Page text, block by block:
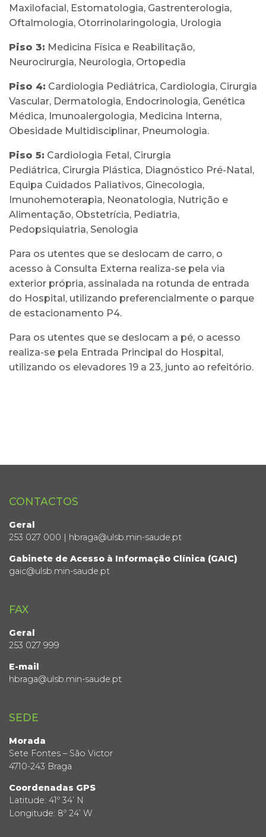
Maxilofacial, Estomatologia, Gastrenterologia,
Oftalmologia, Otorrinolaringologia, Urologia
Piso 3: Medicina Física e Reabilitação,
Neurocirurgia, Neurologia, Ortopedia
Piso 4: Cardiologia Pediátrica, Cardiologia, Cirurgia
Vascular, Dermatologia, Endocrinologia, Genética
Médica, Imunoalergologia, Medicina Interna,
Obesidade Multidisciplinar, Pneumologia.
Piso 5: Cardiologia Fetal, Cirurgia
Pediátrica, Cirurgia Plástica, Diagnóstico Pré-Natal,
Equipa Cuidados Paliativos, Ginecologia,
Imunohemoterapia, Neonatologia, Nutrição e
Alimentação, Obstetrícia, Pediatria,
Pedopsiquiatria, Senologia
Para os utentes que se deslocam de carro, o
acesso à Consulta Externa realiza-se pela via
exterior própria, assinalada na rotunda de entrada
do Hospital, utilizando preferencialmente o parque
de estacionamento P4.
Para os utentes que se deslocam a pé, o acesso
realiza-se pela Entrada Principal do Hospital,
utilizando os elevadores 19 a 23, junto ao refeitório.
CONTACTOS
Geral
253 027 000 | hbraga@ulsb.min-saude.pt
Gabinete de Acesso à Informação Clínica (GAIC)
gaic@ulsb.min-saude.pt
FAX
Geral
253 027 999
E-mail
hbraga@ulsb.min-saude.pt
SEDE
Morada
Sete Fontes – São Victor
4710-243 Braga
Coordenadas GPS
Latitude: 41º 34’ N
Longitude: 8º 24’ W